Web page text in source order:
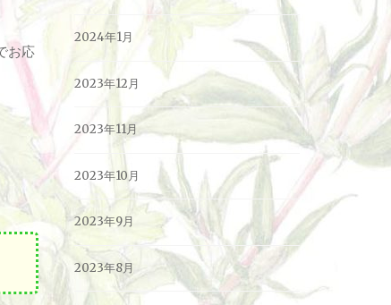
お応
2024年1月
2023年12月
2023年11月
2023年10月
2023年9月
2023年8月